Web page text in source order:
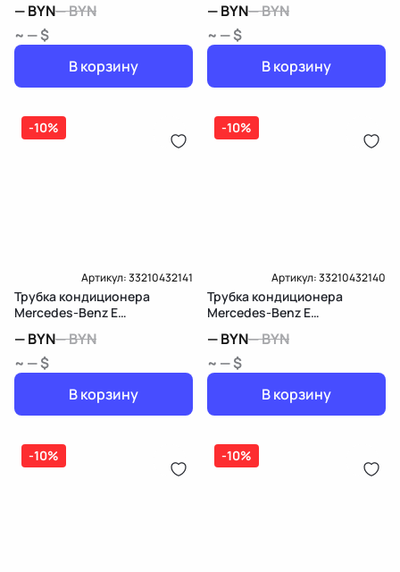
—BYN—BYN
~ — $
В корзину
—BYN—BYN
~ — $
В корзину
-10%
Артикул:33210432141
Трубка кондиционера
Mercedes-Benz E
—BYN—BYN
~ — $
В корзину
-10%
Артикул:33210432140
Трубка кондиционера
Mercedes-Benz E
—BYN—BYN
~ — $
В корзину
-10% -10%